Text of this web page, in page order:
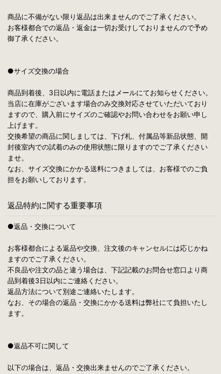
商品に不備がない限り返品は出来ませんのでご了承ください。
お客様都合での返品・返金は一切お受けしておりませんので予め
御了承ください。
●サイズ交換の場合
商品到着後、3日以内に電話またはメールにてお知らせください。
当店に在庫がございます場合のみ交換対応させていただいており
ますので、購入前にサイズのご確認やお問い合わせをお願い申し
上げます。
交換希望の商品に関しましては、下げ札、付属品等新品状態、開
封後室内での試着のみの使用状態に限りますのでご了承ください
ませ。
なお、サイズ交換にかかる送料につきましては、お客様でのご負
担をお願いしております。
返品特約に関する重要事項
●返品・交換について
お客様都合による返品や交換、注文後のキャンセルには応じかね
ますのでご了承ください。
不良品や注文の品と違う場合は、下記記載のお問合せ窓口より商
品到着後3日以内にご連絡ください。
返品方法について別途ご連絡いたします。
なお、その場合の返品・交換にかかる送料は弊社にて負担いたし
ます。
●返品不可に関して
以下の場合は、返品・交換出来ませんのでご了承ください。